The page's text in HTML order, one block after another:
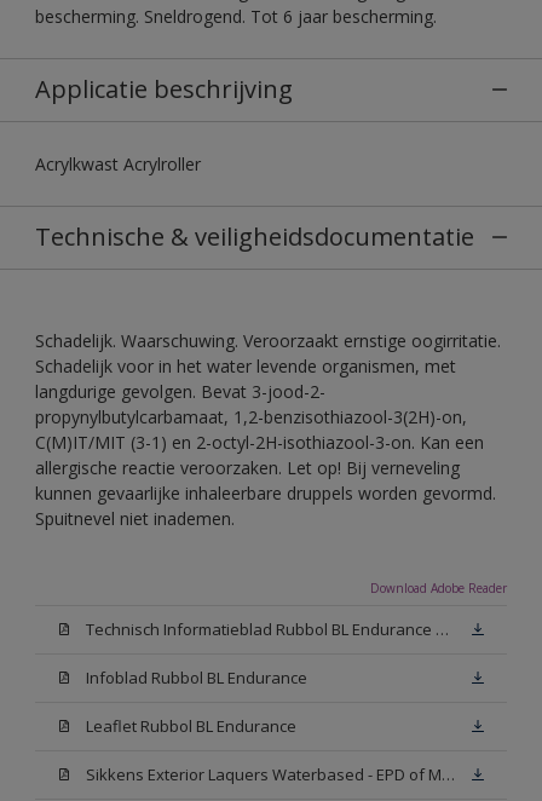
bescherming. Sneldrogend. Tot 6 jaar bescherming.
Applicatie beschrijving
Acrylkwast Acrylroller
Technische & veiligheidsdocumentatie
Schadelijk. Waarschuwing. Veroorzaakt ernstige oogirritatie.
Schadelijk voor in het water levende organismen, met
langdurige gevolgen. Bevat 3-jood-2-
propynylbutylcarbamaat, 1,2-benzisothiazool-3(2H)-on,
C(M)IT/MIT (3-1) en 2-octyl-2H-isothiazool-3-on. Kan een
allergische reactie veroorzaken. Let op! Bij verneveling
kunnen gevaarlijke inhaleerbare druppels worden gevormd.
Spuitnevel niet inademen.
Download Adobe Reader
Technisch Informatieblad Rubbol BL Endurance HG (PDF)
Infoblad Rubbol BL Endurance
Leaflet Rubbol BL Endurance
Sikkens Exterior Laquers Waterbased - EPD of Milieuproductverklaring